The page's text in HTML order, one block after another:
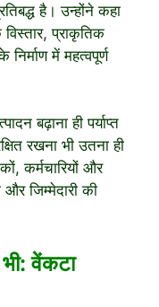
है। उन्होंने कहा
विस्तार, प्राकृतिक
में महत्वपूर्ण
बढ़ाना ही पर्याप्त
रखना भी उतना ही
कर्मचारियों और
और जिम्मेदारी की
भी: वेंकटा